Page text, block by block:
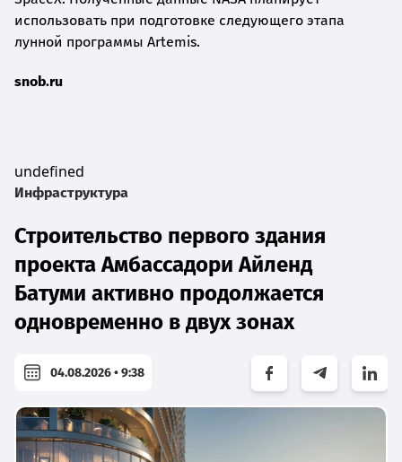
использовать при подготовке следующего этапа
лунной программы Artemis.
snob.ru
undefined
Инфраструктура
Строительство первого здания
проекта Амбассадори Айленд
Батуми активно продолжается
одновременно в двух зонах
04.08.2026 • 9:38